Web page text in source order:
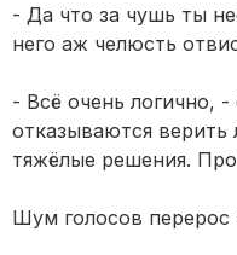
- Да что за чушь ты
него аж челюсть
- Всё очень логично,
отказываются верить
тяжёлые решения.
Шум голосов перерос